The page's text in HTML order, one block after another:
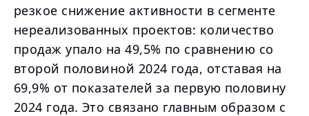
резкое снижение активности в сегменте
нереализованных проектов: количество
продаж упало на 49,5% по сравнению со
второй половиной 2024 года, отставая на
69,9% от показателей за первую половину
2024 года. Это связано главным образом с